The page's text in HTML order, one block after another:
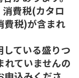
費税(カタロ
費税)が含まれ
ている盛りつ
ていませんの